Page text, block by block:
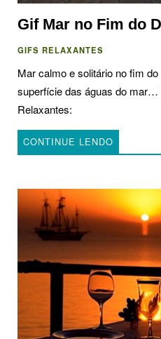
Gif Mar no Fim do
GIFS RELAXANTES
Mar calmo e solitário no fim
superfície das águas do mar…
Relaxantes:
CONTINUE LENDO